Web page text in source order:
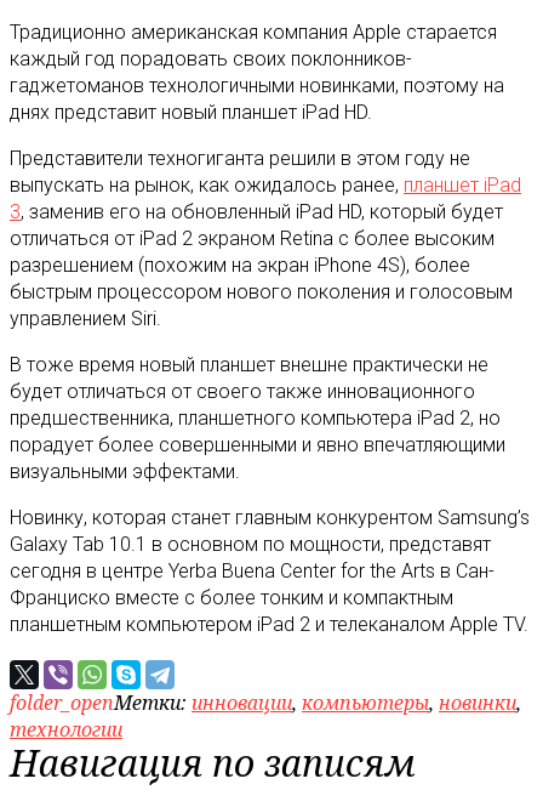
Традиционно американская компания Apple старается
каждый год порадовать своих поклонников-
гаджетоманов технологичными новинками, поэтому на
днях представит новый планшет iPad HD.
Представители техногиганта решили в этом году не
выпускать на рынок, как ожидалось ранее, планшет iPad
3, заменив его на обновленный iPad HD, который будет
отличаться от iPad 2 экраном Retina с более высоким
разрешением (похожим на экран iPhone 4S), более
быстрым процессором нового поколения и голосовым
управлением Siri.
В тоже время новый планшет внешне практически не
будет отличаться от своего также инновационного
предшественника, планшетного компьютера iPad 2, но
порадует более совершенными и явно впечатляющими
визуальными эффектами.
Новинку, которая станет главным конкурентом Samsung’s
Galaxy Tab 10.1 в основном по мощности, представят
сегодня в центре Yerba Buena Center for the Arts в Сан-
Франциско вместе с более тонким и компактным
планшетным компьютером iPad 2 и телеканалом Apple TV.
folder_openМетки: инновации, компьютеры, новинки,
технологии
Навигация по записям